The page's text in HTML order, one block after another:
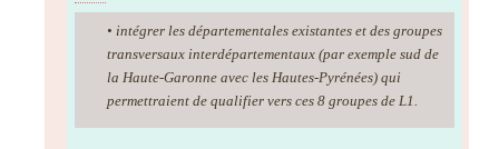
• intégrer les départementales existantes et des groupes
transversaux interdépartementaux (par exemple sud de
la Haute-Garonne avec les Hautes-Pyrénées) qui
permettraient de qualifier vers ces 8 groupes de L1.